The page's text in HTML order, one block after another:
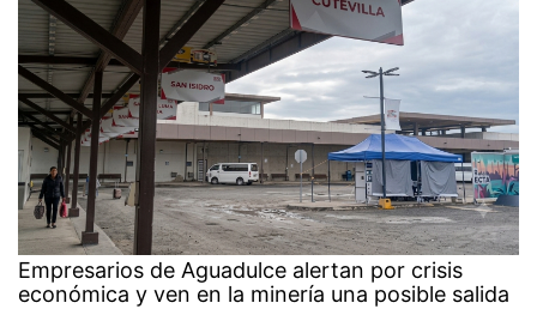
Empresarios de Aguadulce alertan por crisis
económica y ven en la minería una posible salida